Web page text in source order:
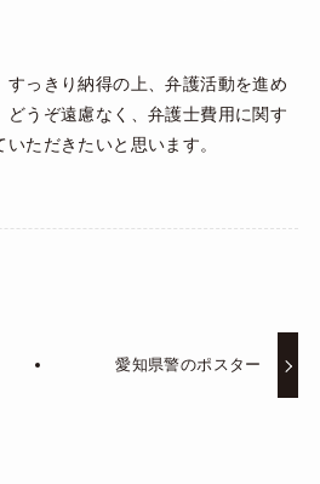
っきり納得の上、弁護活動を進め
どうぞ遠慮なく、弁護士費用に関す
ただきたいと思います。
愛知県警のポスター